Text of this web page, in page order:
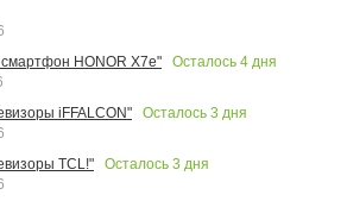
HONOR X7e"
Осталось 4 дня
iFFALCON"
Осталось 3 дня
TCL!"
Осталось 3 дня